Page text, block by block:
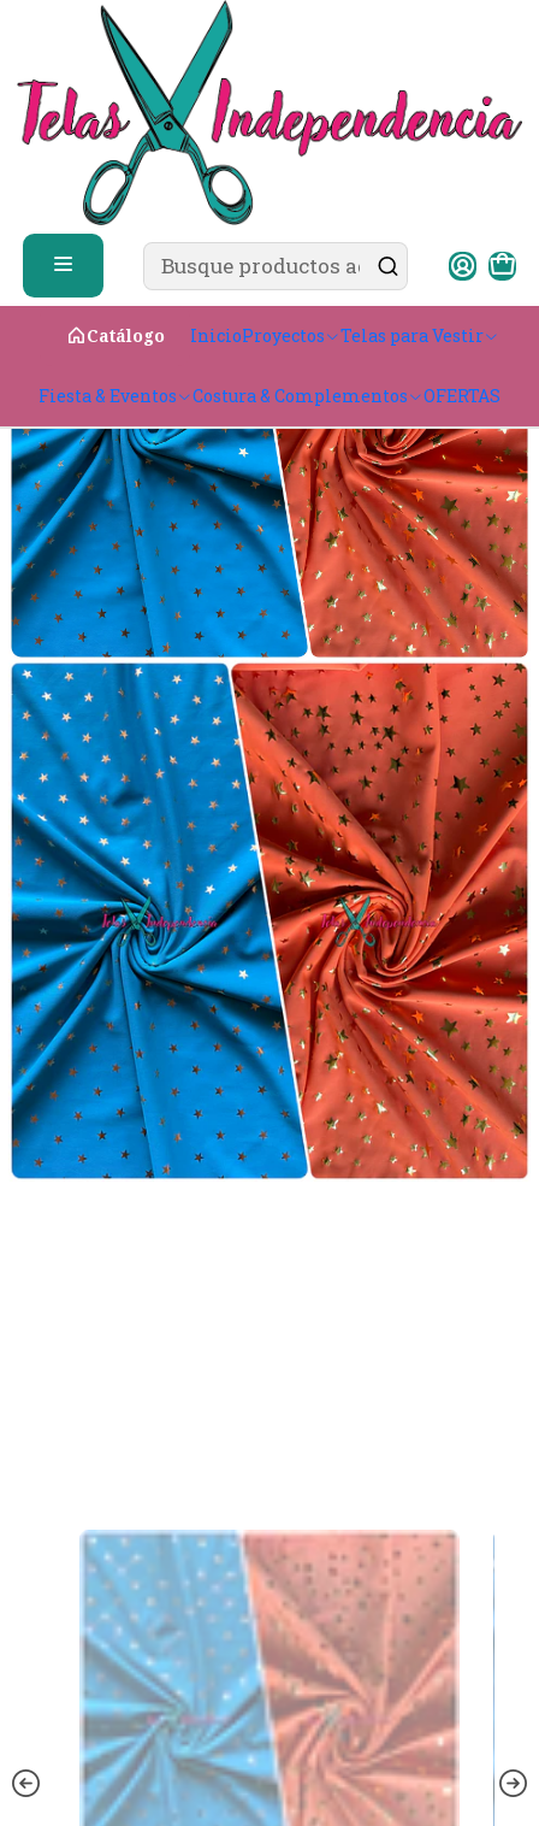
Catálogo InicioProyectos Telas para Vestir
Fiesta & Eventos Costura & Complementos OFERTAS
✨ ¿Cómo comprar?
Telas para Vestir
Diseño
Lycra Dupont Estrellitas